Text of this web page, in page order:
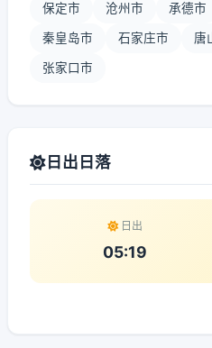
保定市 沧州市 承德市
秦皇岛市 石家庄市 唐
张家口市
日出日落
日出
05:19